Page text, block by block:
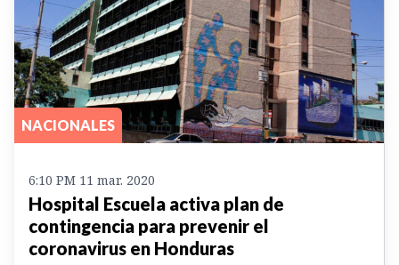
NACIONALES
6:10 PM 11 mar. 2020
Hospital Escuela activa plan de
contingencia para prevenir el
coronavirus en Honduras